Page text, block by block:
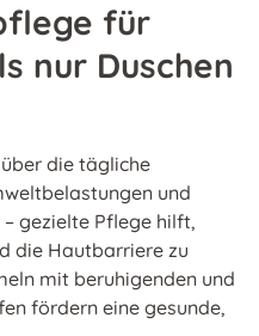
für
nur Duschen
die tägliche
und
gezielte Pflege hilft,
die Hautbarriere zu
mit beruhigenden und
fördern eine gesunde,